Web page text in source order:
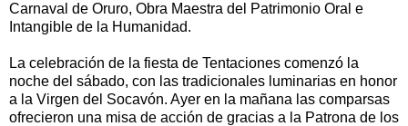
Carnaval de Oruro, Obra Maestra del Patrimonio Oral e
Intangible de la Humanidad.
La celebración de la fiesta de Tentaciones comenzó la
noche del sábado, con las tradicionales luminarias en honor
a la Virgen del Socavón. Ayer en la mañana las comparsas
ofrecieron una misa de acción de gracias a la Patrona de los